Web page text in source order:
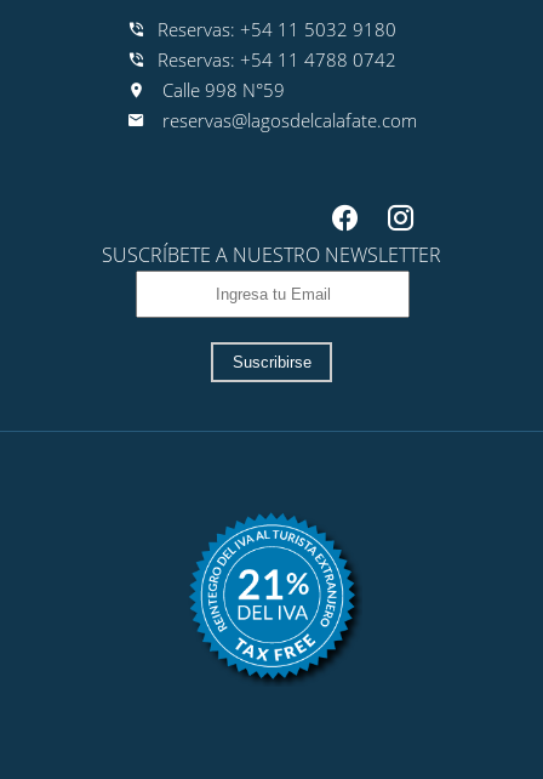
Reservas: +54 11 5032 9180
Reservas: +54 11 4788 0742
Calle 998 N°59
reservas@lagosdelcalafate.com
SUSCRÍBETE A NUESTRO NEWSLETTER
Suscribirse